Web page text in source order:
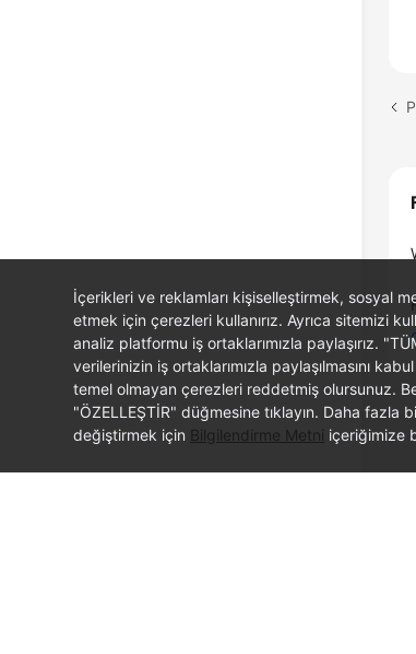
İçerikleri ve reklamları kişiselleştirmek, sosyal
etmek için çerezleri kullanırız. Ayrıca sitemizi
analiz platformu iş ortaklarımızla paylaşırız.
verilerinizin iş ortaklarımızla paylaşılmasını
temel olmayan çerezleri reddetmiş olursunuz.
"ÖZELLEŞTİR" düğmesine tıklayın. Daha
değiştirmek için Bilgilendirme Metni içeriğimize